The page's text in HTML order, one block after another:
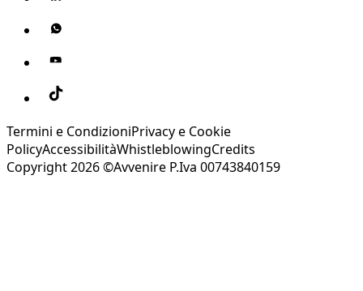
Termini e CondizioniPrivacy e Cookie
PolicyAccessibilitàWhistleblowingCredits
Copyright 2026 ©Avvenire P.Iva 00743840159